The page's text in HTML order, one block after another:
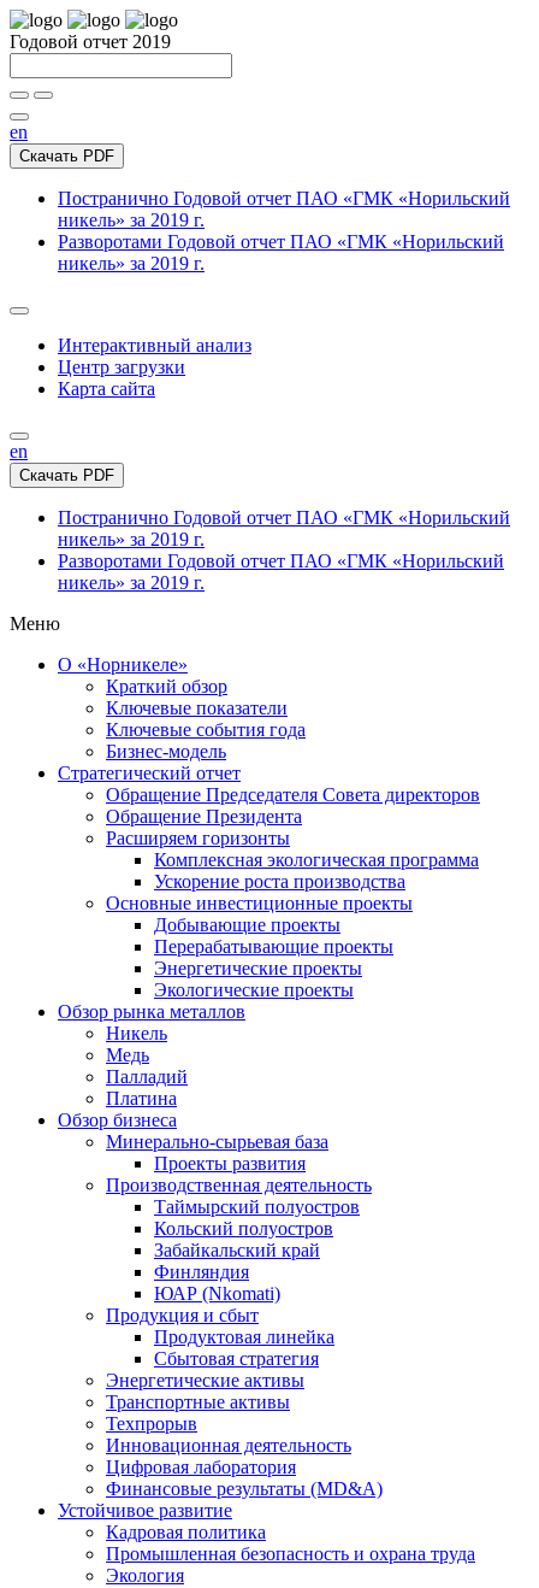
Годовой отчет 2019
en
Скачать PDF
Постранично Годовой отчет ПАО «ГМК «Норильский
никель» за 2019 г.
Разворотами Годовой отчет ПАО «ГМК «Норильский
никель» за 2019 г.
Интерактивный анализ
Центр загрузки
Карта сайта
en
Скачать PDF
Постранично Годовой отчет ПАО «ГМК «Норильский
никель» за 2019 г.
Разворотами Годовой отчет ПАО «ГМК «Норильский
никель» за 2019 г.
Меню
О «Норникеле»
Краткий обзор
Ключевые показатели
Ключевые события года
Бизнес-модель
Стратегический отчет
Обращение Председателя Совета директоров
Обращение Президента
Расширяем горизонты
Комплексная экологическая программа
Ускорение роста производства
Основные инвестиционные проекты
Добывающие проекты
Перерабатывающие проекты
Энергетические проекты
Экологические проекты
Обзор рынка металлов
Никель
Медь
Палладий
Платина
Обзор бизнеса
Минерально-сырьевая база
Проекты развития
Производственная деятельность
Таймырский полуостров
Кольский полуостров
Забайкальский край
Финляндия
ЮАР (Nkomati)
Продукция и сбыт
Продуктовая линейка
Сбытовая стратегия
Энергетические активы
Транспортные активы
Техпрорыв
Инновационная деятельность
Цифровая лаборатория
Финансовые результаты (MD&A)
Устойчивое развитие
Кадровая политика
Промышленная безопасность и охрана труда
Экология